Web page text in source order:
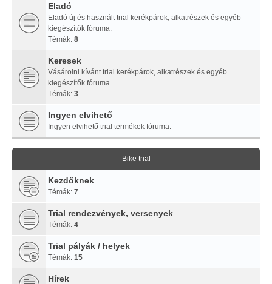
Eladó
Eladó új és használt trial kerékpárok, alkatrészek és egyéb
kiegészítők fóruma.
Témák: 8
Keresek
Vásárolni kívánt trial kerékpárok, alkatrészek és egyéb
kiegészítők fóruma.
Témák: 3
Ingyen elvihető
Ingyen elvihető trial termékek fóruma.
Bike trial
Kezdőknek
Témák: 7
Trial rendezvények, versenyek
Témák: 4
Trial pályák / helyek
Témák: 15
Hírek